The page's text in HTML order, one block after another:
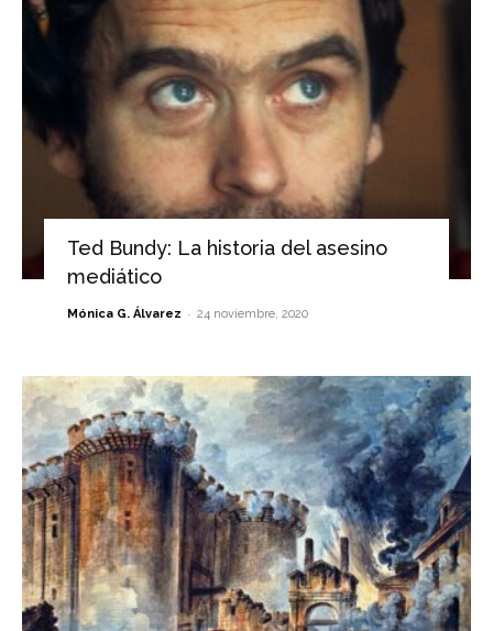
Ted Bundy: La historia del asesino
mediático
Mónica G. Álvarez - 24 noviembre, 2020